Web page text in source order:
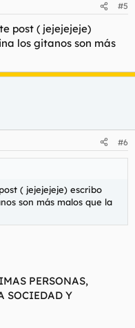
#5
post ( jejejejeje)
los gitanos son más
#6
( jejejejeje) escribo
son más malos que la
PERSONAS,
SOCIEDAD Y